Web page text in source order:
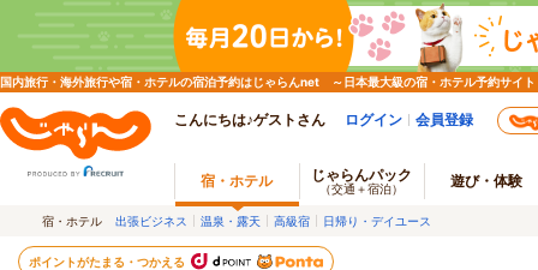
国内旅行・海外旅行や宿・ホテルの宿泊予約はじゃらんnet ～日本最大級の宿・ホテル予約サイト
こんにちは♪ゲストさん ログイン 会員登録
宿・ホテル じゃらんパック
（交通＋宿泊） 遊び・体験
宿・ホテル 出張ビジネス 温泉・露天 高級宿 日帰り・デイユース
ポイントがたまる・つかえる